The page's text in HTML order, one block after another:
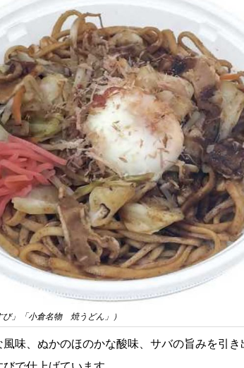
」「小倉名物 焼うどん」）
味、ぬかのほのかな酸味、サバの旨みを引き